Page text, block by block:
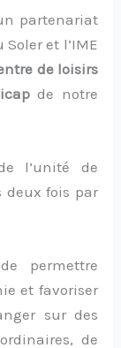
partenariat
et l’IME
de loisirs
de notre
l’unité de
deux fois par
permettre
et favoriser
sur des
de